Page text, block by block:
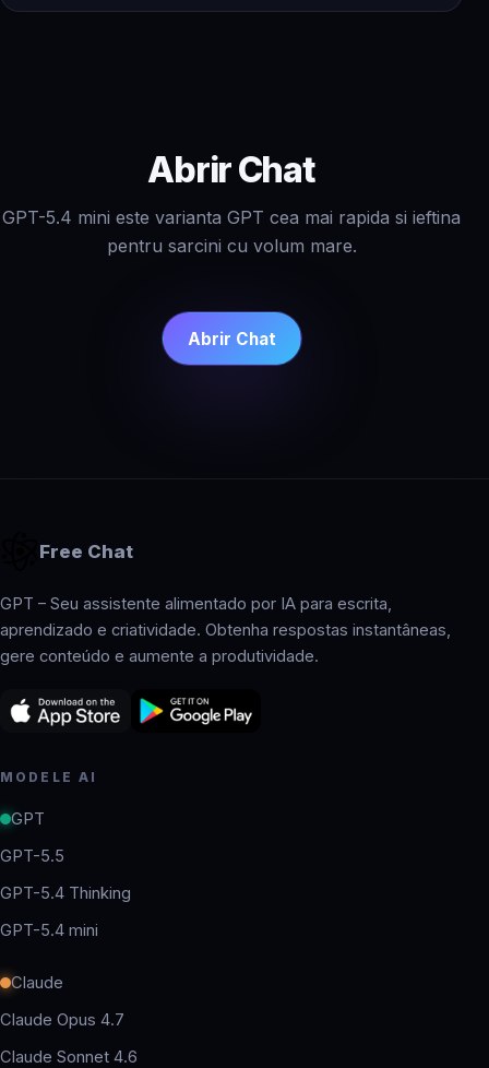
Abrir Chat
GPT-5.4 mini este varianta GPT cea mai rapida si ieftina
pentru sarcini cu volum mare.
Abrir Chat
Free Chat
GPT – Seu assistente alimentado por IA para escrita,
aprendizado e criatividade. Obtenha respostas instantâneas,
gere conteúdo e aumente a produtividade.
MODELE AI
GPT
GPT-5.5
GPT-5.4 Thinking
GPT-5.4 mini
Claude
Claude Opus 4.7
Claude Sonnet 4.6